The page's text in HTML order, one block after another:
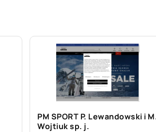
PM SPORT P. Lewandowski i
Wojtiuk sp. j.